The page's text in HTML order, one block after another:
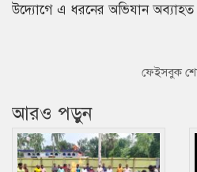
উদ্যোগে এ ধরনের অভিযান অব্যাহত
ফেইসবুক
আরও পড়ুন